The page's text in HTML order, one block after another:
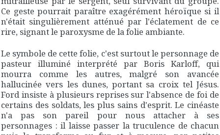
Ce geste pourrait paraître exagérément héroïque si il
n'était singulièrement atténué par l'éclatement de ce
rire, signant le paroxysme de la folie ambiante.
Le symbole de cette folie, c'est surtout le personnage de
pasteur illuminé interprété par Boris Karloff, qui
mourra comme les autres, malgré son avancée
hallucinée vers les dunes, portant sa croix tel Jésus.
Ford insiste à plusieurs reprises sur l'absence de foi de
certains des soldats, les plus sains d'esprit. Le cinéaste
n'a pas son pareil pour nous attacher à ses
personnages : il laisse passer la truculence de chacun